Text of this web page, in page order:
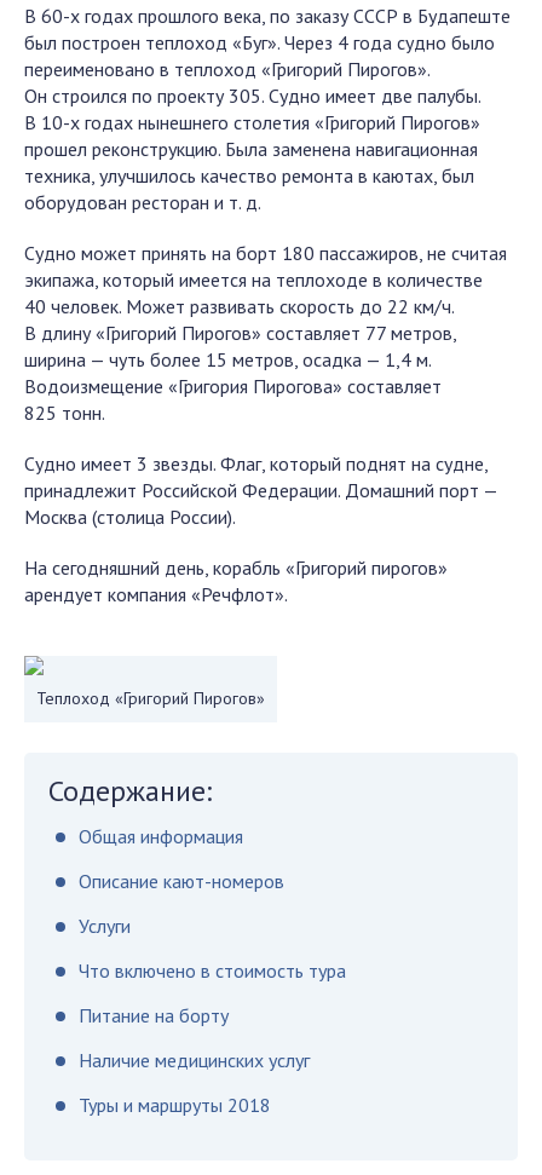
В 60-х годах прошлого века, по заказу СССР в Будапеште
был построен теплоход «Буг». Через 4 года судно было
переименовано в теплоход «Григорий Пирогов».
Он строился по проекту 305. Судно имеет две палубы.
В 10-х годах нынешнего столетия «Григорий Пирогов»
прошел реконструкцию. Была заменена навигационная
техника, улучшилось качество ремонта в каютах, был
оборудован ресторан и т. д.
Судно может принять на борт 180 пассажиров, не считая
экипажа, который имеется на теплоходе в количестве
40 человек. Может развивать скорость до 22 км/ч.
В длину «Григорий Пирогов» составляет 77 метров,
ширина — чуть более 15 метров, осадка — 1,4 м.
Водоизмещение «Григория Пирогова» составляет
825 тонн.
Судно имеет 3 звезды. Флаг, который поднят на судне,
принадлежит Российской Федерации. Домашний порт —
Москва (столица России).
На сегодняшний день, корабль «Григорий пирогов»
арендует компания «Речфлот».
Теплоход «Григорий Пирогов»
Содержание:
Общая информация
Описание кают-номеров
Услуги
Что включено в стоимость тура
Питание на борту
Наличие медицинских услуг
Туры и маршруты 2018